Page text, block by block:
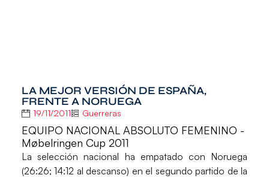
LA MEJOR VERSIÓN DE ESPAÑA,
FRENTE A NORUEGA
19/11/2011 Guerreras
EQUIPO NACIONAL ABSOLUTO FEMENINO -
Møbelringen Cup 2011
La selección nacional ha empatado con Noruega
(26:26; 14:12 al descanso) en el segundo partido de la